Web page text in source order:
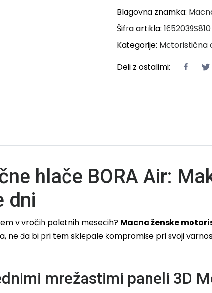
Blagovna znamka:
Šifra artikla: 1652039S810
Kategorije: Motoristična
Deli z ostalimi:
hlače BORA Air:
dni
v vročih poletnih mesecih? Macna ženske
da bi pri tem sklepale kompromise pri svoji
mrežastimi paneli 3D